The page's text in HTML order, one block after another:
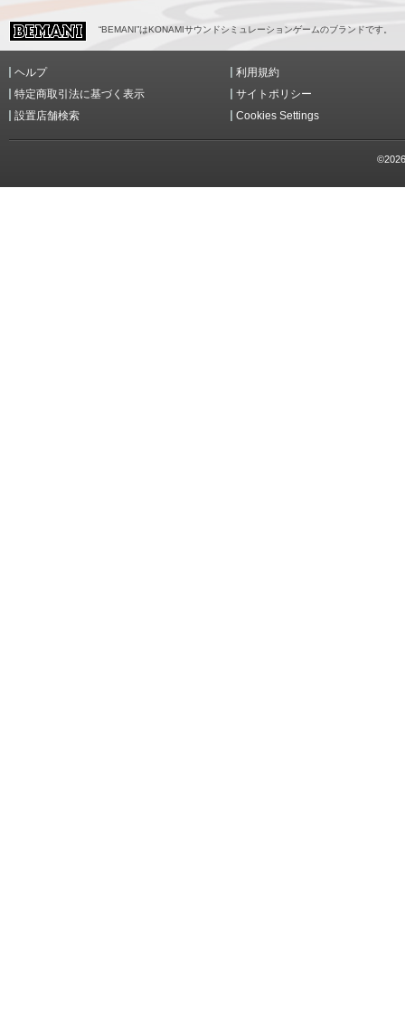
“BEMANI”はKONAMIサウンドシミュレーションゲームのブランドです。
ヘルプ
利用規約
特定商取引法に基づく表示
サイトポリシー
設置店舗検索
Cookies Settings